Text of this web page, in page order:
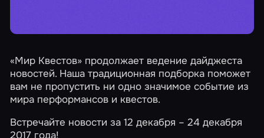
«Мир Квестов» продолжает ведение дайджеста
новостей. Наша традиционная подборка поможет
вам не пропустить ни одно значимое событие из
мира перформансов и квестов.
Встречайте новости за 12 декабря – 24 декабря
2017 года!